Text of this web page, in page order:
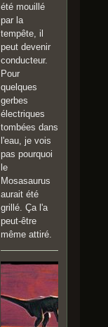
été mouillé
par la
tempête, il
peut devenir
conducteur.
Pour
quelques
gerbes
électriques
tombées dans
l'eau, je vois
pas pourquoi
le
Mosasaurus
aurait été
grillé. Ça l'a
peut-être
même attiré.